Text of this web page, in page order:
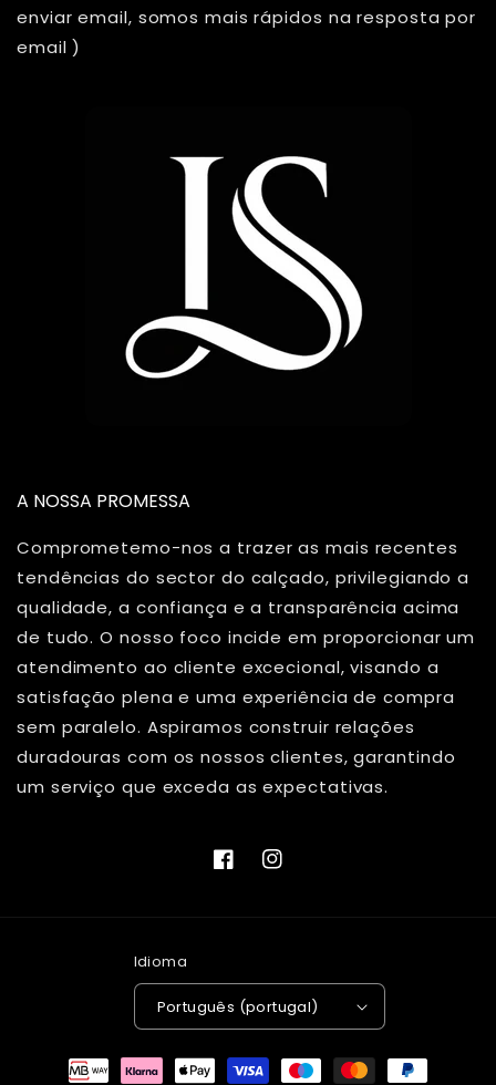
enviar email, somos mais rápidos na resposta por
email )
A NOSSA PROMESSA
Comprometemo-nos a trazer as mais recentes
tendências do sector do calçado, privilegiando a
qualidade, a confiança e a transparência acima
de tudo. O nosso foco incide em proporcionar um
atendimento ao cliente excecional, visando a
satisfação plena e uma experiência de compra
sem paralelo. Aspiramos construir relações
duradouras com os nossos clientes, garantindo
um serviço que exceda as expectativas.
FacebookInstagram
Idioma
Português (portugal)
Métodos